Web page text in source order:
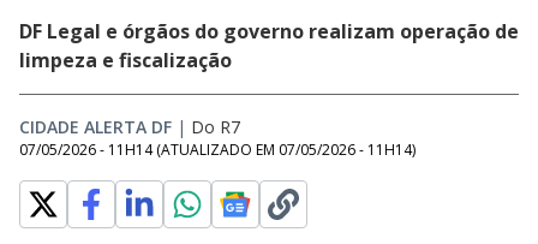
DF Legal e órgãos do governo realizam operação de
limpeza e fiscalização
CIDADE ALERTA DF | Do R7
07/05/2026 - 11H14 (ATUALIZADO EM 07/05/2026 - 11H14)